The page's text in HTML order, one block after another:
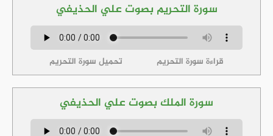
سورة التحريم بصوت علي الحذيفي
قراءة سورة التحريم تحميل سورة التحريم
سورة الملك بصوت علي الحذيفي